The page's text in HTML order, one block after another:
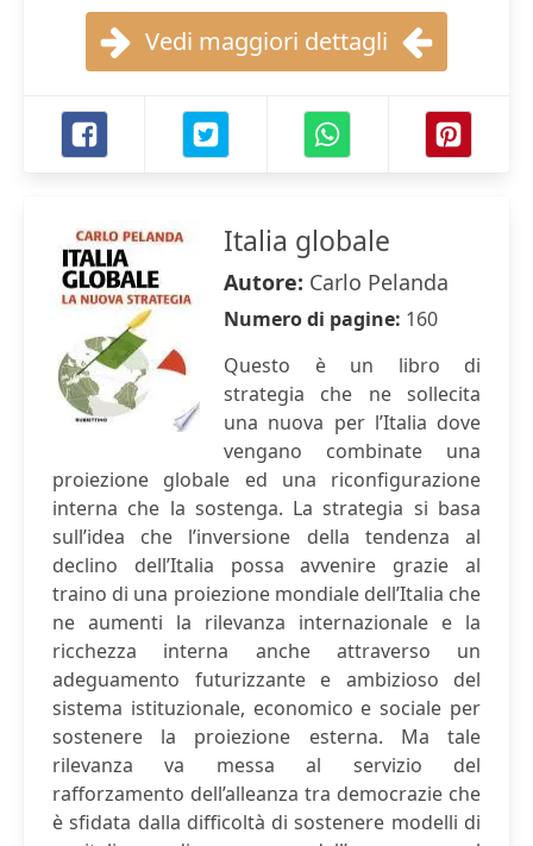
Vedi maggiori dettagli
Italia globale
Autore: Carlo Pelanda
Numero di pagine: 160
Questo è un libro di
strategia che ne sollecita
una nuova per l’Italia dove
vengano combinate una
proiezione globale ed una riconfigurazione
interna che la sostenga. La strategia si basa
sull’idea che l’inversione della tendenza al
declino dell’Italia possa avvenire grazie al
traino di una proiezione mondiale dell’Italia che
ne aumenti la rilevanza internazionale e la
ricchezza interna anche attraverso un
adeguamento futurizzante e ambizioso del
sistema istituzionale, economico e sociale per
sostenere la proiezione esterna. Ma tale
rilevanza va messa al servizio del
rafforzamento dell’alleanza tra democrazie che
è sfidata dalla difficoltà di sostenere modelli di